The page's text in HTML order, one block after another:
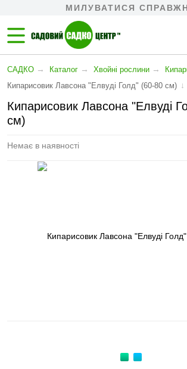
МИЛУВАТИСЯ
САДКО → Каталог → Хвойні рослини →
Кипарисовик Лавсона "Елвуді Голд" (60-80 см) ↓
Кипарисовик Лавсона "Елвуді
см)
Немає в наявності